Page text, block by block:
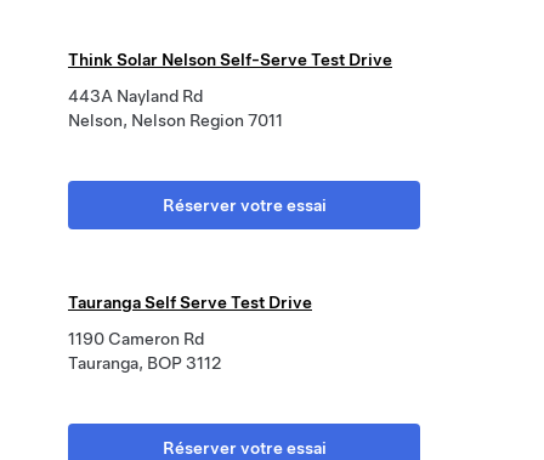
Think Solar Nelson Self-Serve Test Drive
443A Nayland Rd
Nelson, Nelson Region 7011
Réserver votre essai
Tauranga Self Serve Test Drive
1190 Cameron Rd
Tauranga, BOP 3112
Réserver votre essai